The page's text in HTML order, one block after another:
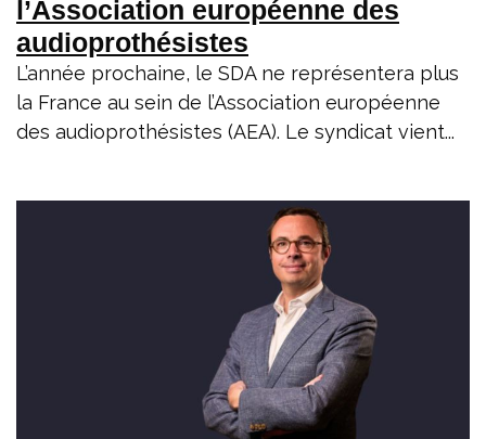
l’Association européenne des
audioprothésistes
L’année prochaine, le SDA ne représentera plus
la France au sein de l’Association européenne
des audioprothésistes (AEA). Le syndicat vient...